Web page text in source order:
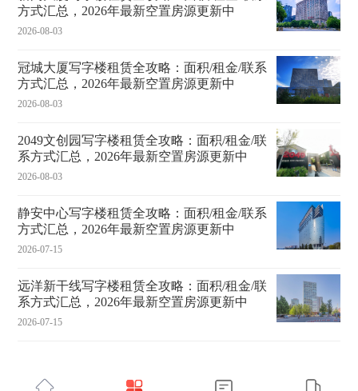
方式汇总，2026年最新空置房源更新中
2026-08-03
冠城大厦写字楼租赁全攻略：面积/租金/联系
方式汇总，2026年最新空置房源更新中
2026-08-03
2049文创园写字楼租赁全攻略：面积/租金/联
系方式汇总，2026年最新空置房源更新中
2026-08-03
静安中心写字楼租赁全攻略：面积/租金/联系
方式汇总，2026年最新空置房源更新中
2026-07-15
远洋新干线写字楼租赁全攻略：面积/租金/联
系方式汇总，2026年最新空置房源更新中
2026-07-15